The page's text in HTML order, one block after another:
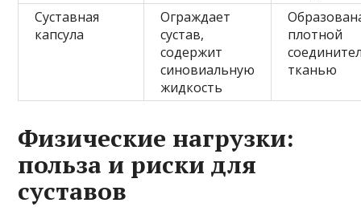
Суставная
капсула
Ограждает
сустав,
содержит
синовиальную
жидкость
плотной
тканью
Физические нагрузки:
польза и риски для
суставов